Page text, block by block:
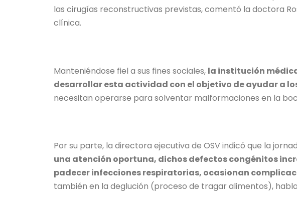
las cirugías reconstructivas previstas, comentó la doctora
clínica.
Manteniéndose fiel a sus fines sociales, la institución
desarrollar esta actividad con el objetivo de ayudar a
necesitan operarse para solventar malformaciones en la
Por su parte, la directora ejecutiva de OSV indicó que la
una atención oportuna, dichos defectos congénitos
padecer infecciones respiratorias, ocasionan
también en la deglución (proceso de tragar alimentos),